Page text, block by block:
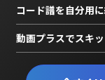
コード譜を自分用
動画プラスでスキ